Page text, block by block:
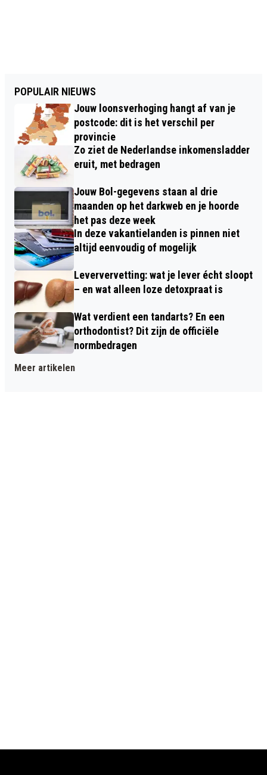
POPULAIR NIEUWS
Jouw loonsverhoging hangt af van je
postcode: dit is het verschil per
provincie
Zo ziet de Nederlandse inkomensladder
eruit, met bedragen
Jouw Bol-gegevens staan al drie
maanden op het darkweb en je hoorde
het pas deze week
In deze vakantielanden is pinnen niet
altijd eenvoudig of mogelijk
Leververvetting: wat je lever écht sloopt
– en wat alleen loze detoxpraat is
Wat verdient een tandarts? En een
orthodontist? Dit zijn de officiële
normbedragen
Meer artikelen